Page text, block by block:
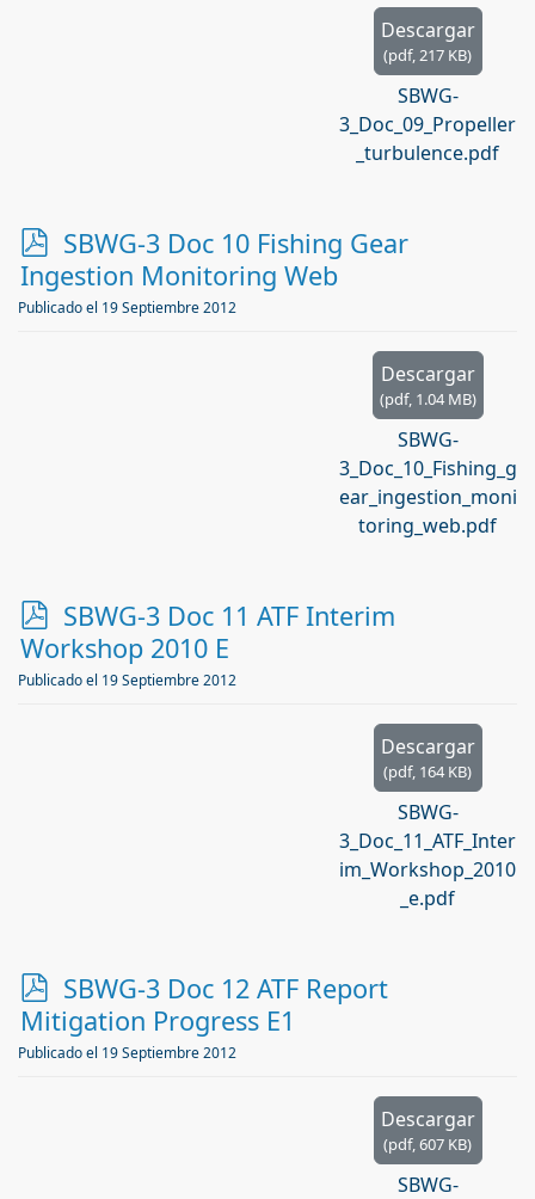
Descargar
(pdf,217 KB)
SBWG-
3_Doc_09_Propeller
_turbulence.pdf
p
d
f
SBWG-3 Doc 10 Fishing Gear
Ingestion Monitoring Web
Publicado el 19 Septiembre 2012
Descargar
(pdf, 1.04 MB)
SBWG-
3_Doc_10_Fishing_g
ear_ingestion_moni
toring_web.pdf
p
d
f
SBWG-3 Doc 11 ATF Interim
Workshop 2010 E
Publicado el 19 Septiembre 2012
Descargar
(pdf, 164 KB)
SBWG-
3_Doc_11_ATF_Inter
im_Workshop_2010
_e.pdf
p
d
f
SBWG-3 Doc 12 ATF Report
Mitigation Progress E1
Publicado el 19 Septiembre 2012
Descargar
(pdf,607 KB)
SBWG-